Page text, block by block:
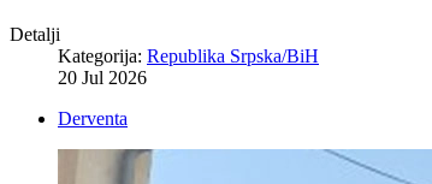
Detalji
Kategorija: Republika Srpska/BiH
20 Jul 2026
Derventa